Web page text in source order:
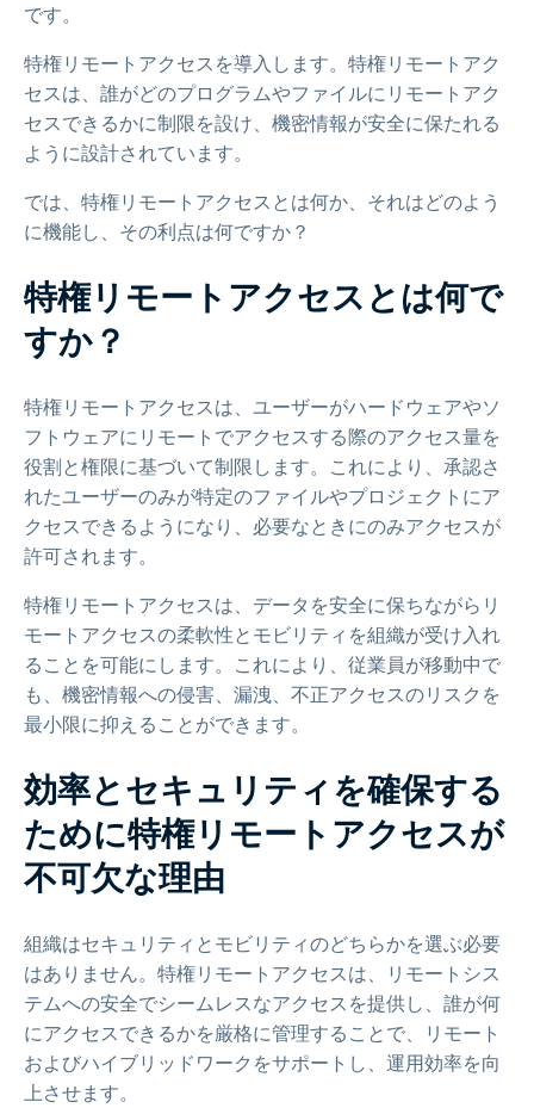
です。
特権リモートアクセスを導入します。特権リモートアク
セスは、誰がどのプログラムやファイルにリモートアク
セスできるかに制限を設け、機密情報が安全に保たれる
ように設計されています。
では、特権リモートアクセスとは何か、それはどのよう
に機能し、その利点は何ですか？
特権リモートアクセスとは何で
すか？
特権リモートアクセスは、ユーザーがハードウェアやソ
フトウェアにリモートでアクセスする際のアクセス量を
役割と権限に基づいて制限します。これにより、承認さ
れたユーザーのみが特定のファイルやプロジェクトにア
クセスできるようになり、必要なときにのみアクセスが
許可されます。
特権リモートアクセスは、データを安全に保ちながらリ
モートアクセスの柔軟性とモビリティを組織が受け入れ
ることを可能にします。これにより、従業員が移動中で
も、機密情報への侵害、漏洩、不正アクセスのリスクを
最小限に抑えることができます。
効率とセキュリティを確保する
ために特権リモートアクセスが
不可欠な理由
組織はセキュリティとモビリティのどちらかを選ぶ必要
はありません。特権リモートアクセスは、リモートシス
テムへの安全でシームレスなアクセスを提供し、誰が何
にアクセスできるかを厳格に管理することで、リモート
およびハイブリッドワークをサポートし、運用効率を向
上させます。